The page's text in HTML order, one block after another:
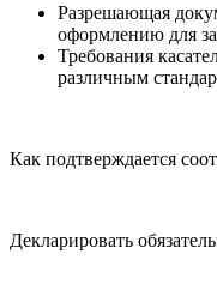
Разрешающая
оформлению для
Требования
различным
Как подтверждается
Декларировать